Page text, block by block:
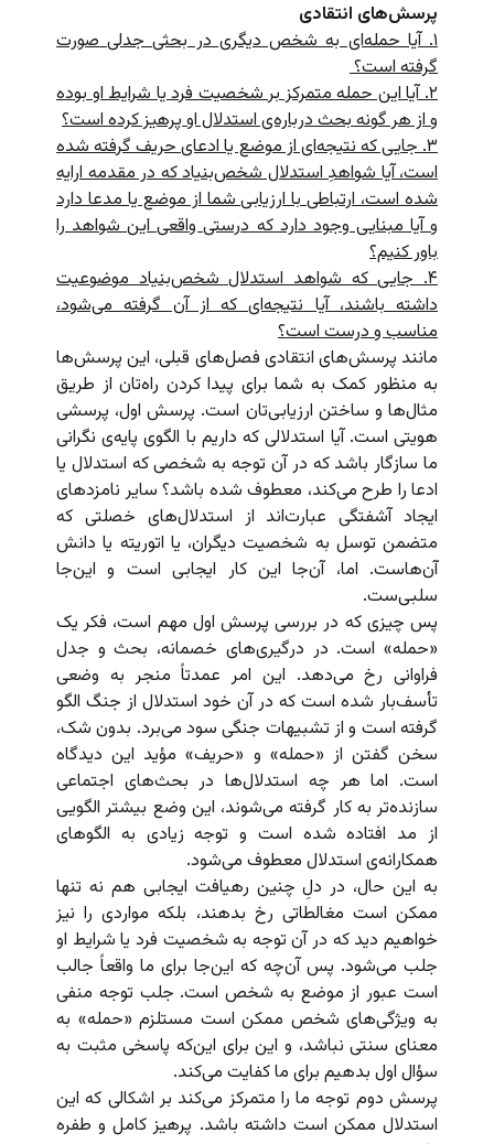
پرسش‌های انتقادی
۱. آیا حمله‌ای به شخص دیگری در بحثی جدلی صورت
گرفته است؟
۲. آیا این حمله متمرکز بر شخصیت فرد یا شرایط او بوده
و از هر گونه بحث درباره‌ی استدلال او پرهیز کرده است؟
۳. جایی که نتیجه‌ای از موضع یا ادعای حریف گرفته شده
است،‌ آیا شواهدِ استدلال شخص‌بنیاد که در مقدمه ارایه
شده است، ارتباطی با ارزیابی شما از موضع یا مدعا دارد
و آیا مبنایی وجود دارد که درستی واقعی این شواهد را
باور کنیم؟
۴. جایی که شواهد استدلال شخص‌بنیاد موضوعیت
داشته باشند، آیا نتیجه‌ای که از آن گرفته می‌شود،
مناسب و درست است؟
مانند پرسش‌های انتقادی فصل‌های قبلی، این پرسش‌ها
به منظور کمک به شما برای پیدا کردن راه‌تان از طریق
مثال‌ها و ساختن ارزیابی‌تان است. پرسش اول، پرسشی
هویتی است. آیا استدلالی که داریم با الگوی پایه‌ی نگرانی
ما سازگار باشد که در آن توجه به شخصی که استدلال یا
ادعا را طرح می‌کند، معطوف شده باشد؟ سایر نامزدهای
ایجاد آشفتگی عبارت‌اند از استدلال‌های خصلتی که
متضمن توسل به شخصیت دیگران، یا اتوریته یا دانش
آن‌هاست. اما، آن‌جا این کار ایجابی است و این‌جا
سلبی‌ست.
پس چیزی که در بررسی پرسش اول مهم است، فکر یک
«حمله» است. در درگیری‌های خصمانه، بحث و جدل
فراوانی رخ می‌دهد. این امر عمدتاً منجر به وضعی
تأسف‌بار شده است که در آن خود استدلال از جنگ الگو
گرفته است و از تشبیهات جنگی سود می‌برد. بدون شک،
سخن گفتن از «حمله» و «حریف» مؤید این دیدگاه
است. اما هر چه استدلال‌ها در بحث‌های اجتماعی
سازنده‌تر به کار گرفته می‌شوند، این وضع بیشتر الگویی
از مد افتاده شده است و توجه زیادی به الگوهای
همکارانه‌ی استدلال معطوف می‌شود.
به این حال، در دلِ چنین رهیافت ایجابی هم نه تنها
ممکن است مغالطاتی رخ بدهند، بلکه مواردی را نیز
خواهیم دید که در آن توجه به شخصیت فرد یا شرایط او
جلب می‌شود. پس آن‌چه که این‌جا برای ما واقعاً جالب
است عبور از موضع به شخص است. جلب توجه منفی
به ویژگی‌های شخص ممکن است مستلزم «حمله» به
معنای سنتی نباشد، و این برای این‌که پاسخی مثبت به
سؤال اول بدهیم برای ما کفایت می‌کند.
پرسش دوم توجه ما را متمرکز می‌کند بر اشکالی که این
استدلال ممکن است داشته باشد. پرهیز کامل و طفره